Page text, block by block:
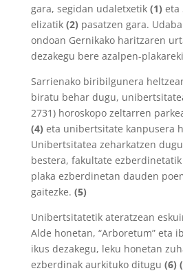
gara, segidan udaletxetik (1) eta
elizatik (2) pasatzen gara.
ondoan Gernikako haritzaren
dezakegu bere azalpen-
Sarrienako biribilgunera
biratu behar dugu,
2731) horoskopo zeltarren
(4) eta unibertsitate kanpusera
Unibertsitatea zeharkatzen
bestera, fakultate
plaka ezberdinetan dauden
gaitezke. (5)
Unibertsitatetik ateratzean
Alde honetan, “Arboretum” eta
ikus dezakegu, leku honetan
ezberdinak aurkituko ditugu (6)